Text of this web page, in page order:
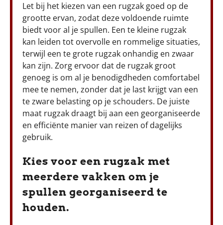
Let bij het kiezen van een rugzak goed op de
grootte ervan, zodat deze voldoende ruimte
biedt voor al je spullen. Een te kleine rugzak
kan leiden tot overvolle en rommelige situaties,
terwijl een te grote rugzak onhandig en zwaar
kan zijn. Zorg ervoor dat de rugzak groot
genoeg is om al je benodigdheden comfortabel
mee te nemen, zonder dat je last krijgt van een
te zware belasting op je schouders. De juiste
maat rugzak draagt bij aan een georganiseerde
en efficiënte manier van reizen of dagelijks
gebruik.
Kies voor een rugzak met
meerdere vakken om je
spullen georganiseerd te
houden.